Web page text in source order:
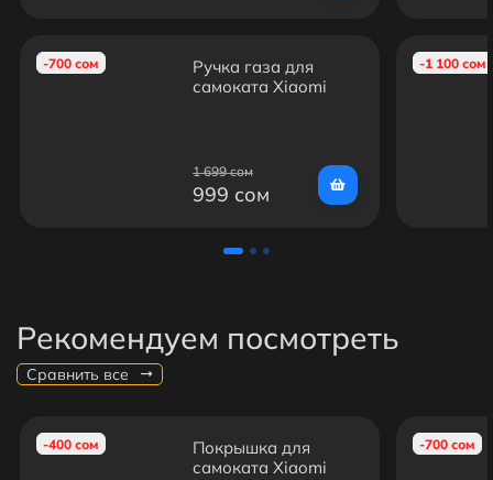
-700 сом
Ручка газа для
самоката Xiaomi
1 699 сом
999 сом
-1 100 сом
Рекомендуем посмотреть
Сравнить все
-400 сом
Покрышка для
самоката Xiaomi
-700 сом